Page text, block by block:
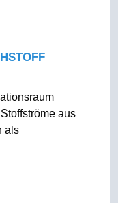
aus
als